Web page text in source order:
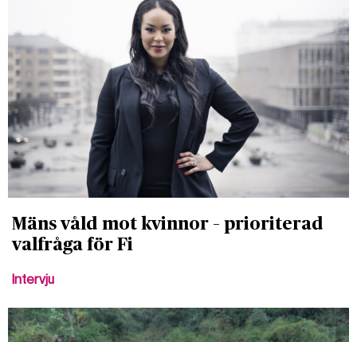
Mäns våld mot kvinnor – prioriterad
valfråga för Fi
Intervju